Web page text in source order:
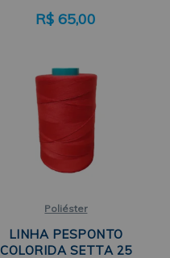
R$ 65,00
Poliéster
LINHA PESPONTO
COLORIDA SETTA 25